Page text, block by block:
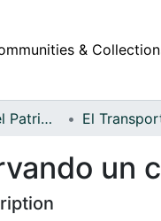
&
Fondo Archivo del Patrimonio Fotográfico y Fílmico del Valle del Cauca El
un